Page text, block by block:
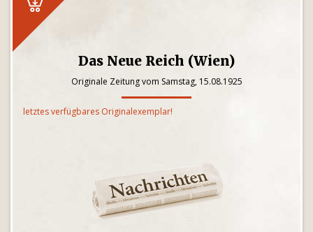
Das Neue Reich (Wien)
Originale Zeitung vom Samstag, 15.08.1925
letztes verfügbares Originalexemplar!